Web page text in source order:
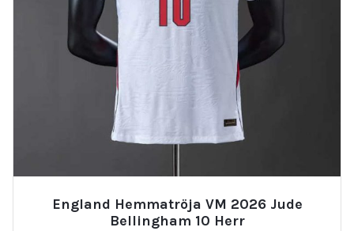
England Hemmatröja VM 2026 Jude
Bellingham 10 Herr